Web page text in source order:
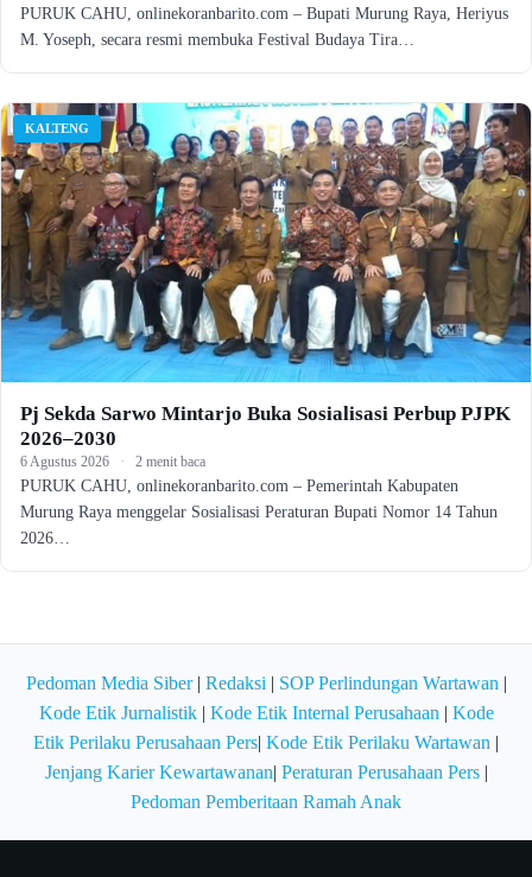
PURUK CAHU, onlinekoranbarito.com – Bupati Murung Raya, Heriyus
M. Yoseph, secara resmi membuka Festival Budaya Tira…
KALTENG
Pj Sekda Sarwo Mintarjo Buka Sosialisasi Perbup PJPK
2026–2030
6 Agustus 2026 · 2 menit baca
PURUK CAHU, onlinekoranbarito.com – Pemerintah Kabupaten
Murung Raya menggelar Sosialisasi Peraturan Bupati Nomor 14 Tahun
2026…
Pedoman Media Siber| Redaksi | SOP Perlindungan Wartawan |
Kode Etik Jurnalistik| Kode Etik Internal Perusahaan | Kode
Etik Perilaku Perusahaan Pers| Kode Etik Perilaku Wartawan |
Jenjang Karier Kewartawanan| Peraturan Perusahaan Pers|
Pedoman Pemberitaan Ramah Anak